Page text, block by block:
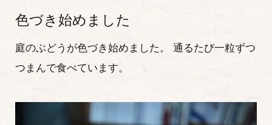
色づき始めました
庭のぶどうが色づき始めました。 通るたび一粒ずつ
つまんで食べています。